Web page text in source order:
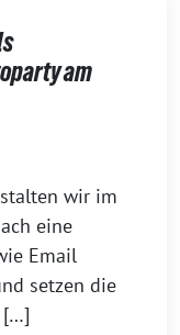
am
wir im
eine
Email
setzen die
[…]